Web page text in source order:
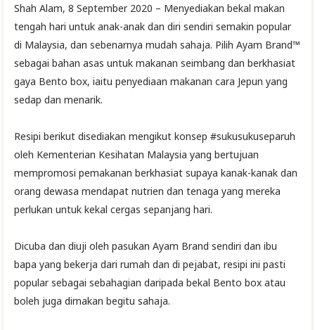
Shah Alam, 8 September 2020 – Menyediakan bekal makan
tengah hari untuk anak-anak dan diri sendiri semakin popular
di Malaysia, dan sebenarnya mudah sahaja. Pilih Ayam Brand™
sebagai bahan asas untuk makanan seimbang dan berkhasiat
gaya Bento box, iaitu penyediaan makanan cara Jepun yang
sedap dan menarik.
Resipi berikut disediakan mengikut konsep #sukusukuseparuh
oleh Kementerian Kesihatan Malaysia yang bertujuan
mempromosi pemakanan berkhasiat supaya kanak-kanak dan
orang dewasa mendapat nutrien dan tenaga yang mereka
perlukan untuk kekal cergas sepanjang hari.
Dicuba dan diuji oleh pasukan Ayam Brand sendiri dan ibu
bapa yang bekerja dari rumah dan di pejabat, resipi ini pasti
popular sebagai sebahagian daripada bekal Bento box atau
boleh juga dimakan begitu sahaja.